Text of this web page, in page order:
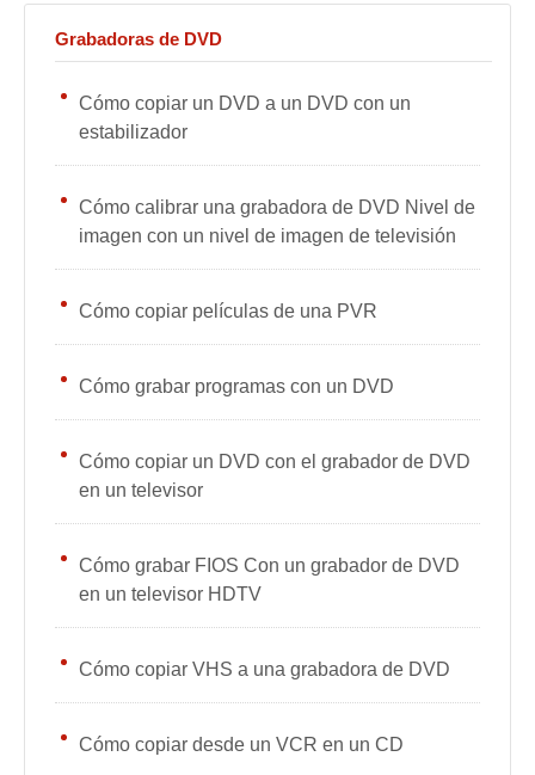
Grabadoras de DVD
Cómo copiar un DVD a un DVD con un
estabilizador
Cómo calibrar una grabadora de DVD Nivel de
imagen con un nivel de imagen de televisión
Cómo copiar películas de una PVR
Cómo grabar programas con un DVD
Cómo copiar un DVD con el grabador de DVD
en un televisor
Cómo grabar FIOS Con un grabador de DVD
en un televisor HDTV
Cómo copiar VHS a una grabadora de DVD
Cómo copiar desde un VCR en un CD